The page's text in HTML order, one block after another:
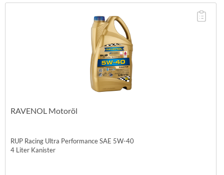
RAVENOL Motoröl
RUP Racing Ultra Performance SAE 5W-40
4 Liter Kanister